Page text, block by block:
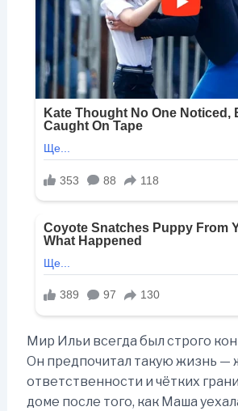
Мир Ильи всегда был строго
Он предпочитал такую жизнь —
ответственности и чётких
доме после того, как Маша